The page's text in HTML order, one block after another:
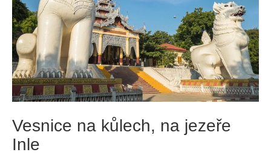
Vesnice na kůlech, na jezeře
Inle